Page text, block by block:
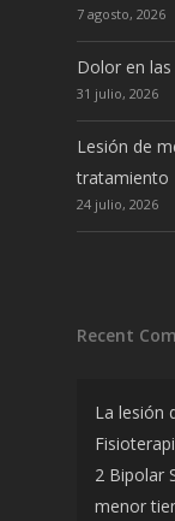
7 agosto, 2026
Dolor en
31 julio, 2026
Lesión de
tratamiento
24 julio, 2026
Recent
La lesión
2 Bipolar
menor